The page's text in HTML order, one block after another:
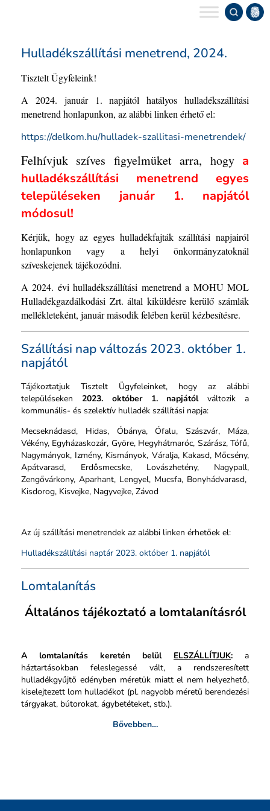
Hulladékszállítási menetrend, 2024.
Tisztelt Ügyfeleink!
A 2024. január 1. napjától hatályos hulladékszállítási
menetrend honlapunkon, az alábbi linken érhető el:
https://delkom.hu/hulladek-szallitasi-menetrendek/
Felhívjuk szíves figyelmüket arra, hogy a
hulladékszállítási menetrend egyes
településeken január 1. napjától
módosul!
Kérjük, hogy az egyes hulladékfajták szállítási napjairól
honlapunkon vagy a helyi önkormányzatoknál
szíveskejenek tájékozódni.
A 2024. évi hulladékszállítási menetrend a MOHU MOL
Hulladékgazdálkodási Zrt. által kiküldésre kerülő számlák
mellékleteként, január második felében kerül kézbesítésre.
Szállítási nap változás 2023. október 1.
napjától
Tájékoztatjuk Tisztelt Ügyfeleinket, hogy az alábbi
településeken 2023. október 1. napjátólváltozik a
kommunális- és szelektív hulladék szállítási napja:
Mecseknádasd, Hidas, Óbánya, Ófalu, Szászvár, Máza,
Vékény, Egyházaskozár, Györe, Hegyhátmaróc, Szárász, Tófű,
Nagymányok, Izmény, Kismányok, Váralja, Kakasd, Mőcsény,
Apátvarasd, Erdősmecske, Lovászhetény, Nagypall,
Zengővárkony, Aparhant, Lengyel, Mucsfa, Bonyhádvarasd,
Kisdorog, Kisvejke, Nagyvejke, Závod
Az új szállítási menetrendek az alábbi linken érhetőek el:
Hulladékszállítási naptár 2023. október 1. napjától
Lomtalanítás
Általános tájékoztató a lomtalanításról
A lomtalanítás keretén belül ELSZÁLLÍTJUK: a
háztartásokban feleslegessé vált, a rendszeresített
hulladékgyűjtő edényben méretük miatt el nem helyezhető,
kiselejtezett lom hulladékot (pl. nagyobb méretű berendezési
tárgyakat, bútorokat, ágybetéteket, stb.).
Bővebben…